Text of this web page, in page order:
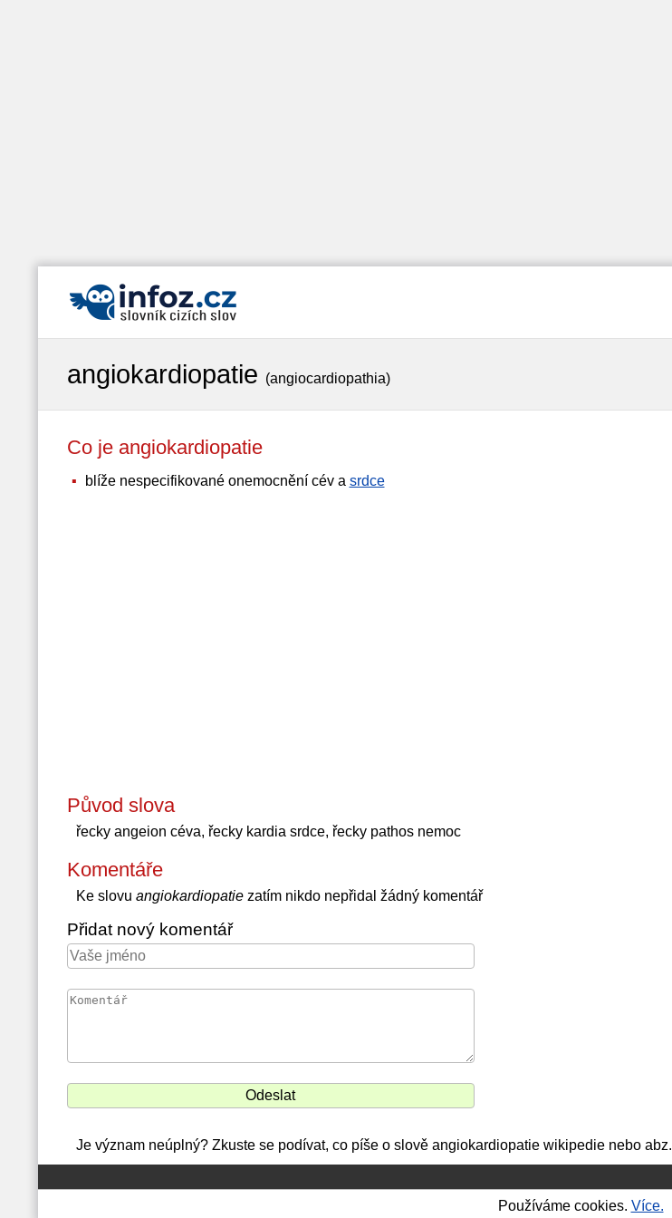
angiokardiopatie (angiocardiopathia)
Co je angiokardiopatie
blíže nespecifikované onemocnění cév a srdce
Původ slova
řecky angeion céva, řecky kardia srdce, řecky pathos nemoc
Komentáře
Ke slovu angiokardiopatiezatím nikdo nepřidal žádný komentář
Přidat nový komentář
Je význam neúplný? Zkuste se podívat, co píše o slově angiokardiopatie wikipedie nebo abz.
Používáme cookies. Více.